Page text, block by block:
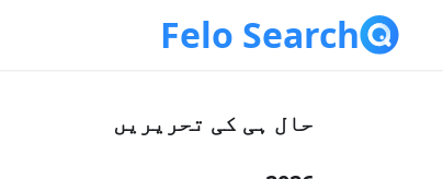
Felo Search
حال ہی کی تحریریں